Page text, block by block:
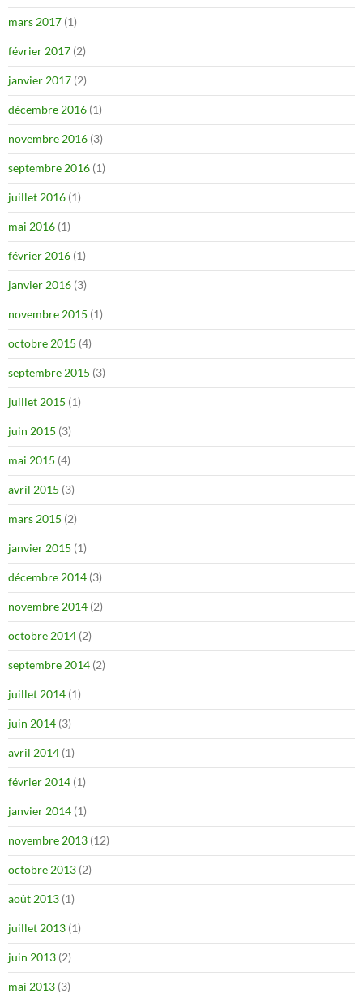
mars 2017 (1)
février 2017 (2)
janvier 2017 (2)
décembre 2016 (1)
novembre 2016 (3)
septembre 2016 (1)
juillet 2016 (1)
mai 2016 (1)
février 2016 (1)
janvier 2016 (3)
novembre 2015 (1)
octobre 2015 (4)
septembre 2015 (3)
juillet 2015 (1)
juin 2015 (3)
mai 2015 (4)
avril 2015 (3)
mars 2015 (2)
janvier 2015 (1)
décembre 2014 (3)
novembre 2014 (2)
octobre 2014 (2)
septembre 2014 (2)
juillet 2014 (1)
juin 2014 (3)
avril 2014 (1)
février 2014 (1)
janvier 2014 (1)
novembre 2013 (12)
octobre 2013 (2)
août 2013 (1)
juillet 2013 (1)
juin 2013 (2)
mai 2013 (3)